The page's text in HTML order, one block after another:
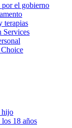
por el gobierno
terapias
Services
hijo
18 años